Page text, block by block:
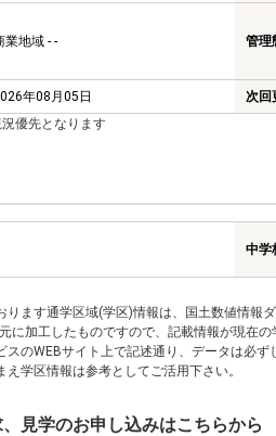
業地域 - - 管理
年08月05日 次回
優先となります
中学
ります通学区域(学区)情報は、国土数値情
に加工したものですので、記載情報が現在の
スのWEBサイト上で記述通り、データは必
学区情報は参考としてご活用下さい。
見学のお申し込みはこちらから